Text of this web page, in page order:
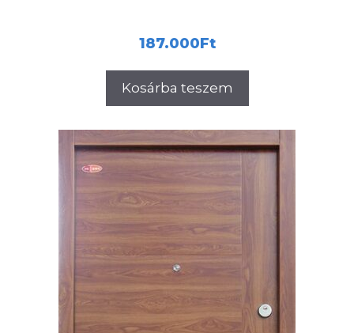
187.000Ft
Kosárba teszem